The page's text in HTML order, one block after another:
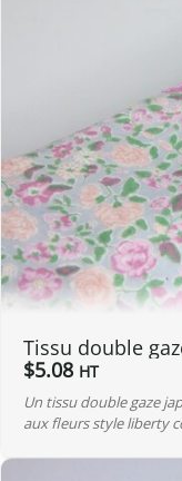
Tissu double
$5.08 HT
Un tissu double gaze
aux fleurs style liberty